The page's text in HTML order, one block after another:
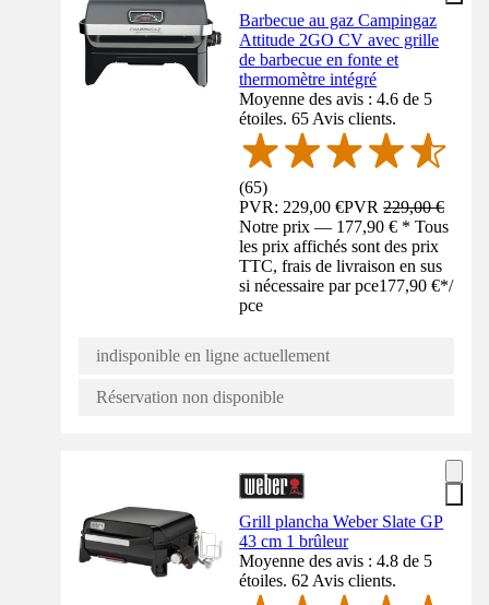
Barbecue au gaz Campingaz
Attitude 2GO CV avec grille
de barbecue en fonte et
thermomètre intégré
Moyenne des avis : 4.6 de 5
étoiles. 65 Avis clients.
(65)
PVR: 229,00 €PVR229,00 €
Notre prix — 177,90 € * Tous
les prix affichés sont des prix
TTC, frais de livraison en sus
si nécessaire par pce177,90 €*/
pce
indisponible en ligne actuellement
Réservation non disponible
Grill plancha Weber Slate GP
43 cm 1 brûleur
Moyenne des avis : 4.8 de 5
étoiles. 62 Avis clients.